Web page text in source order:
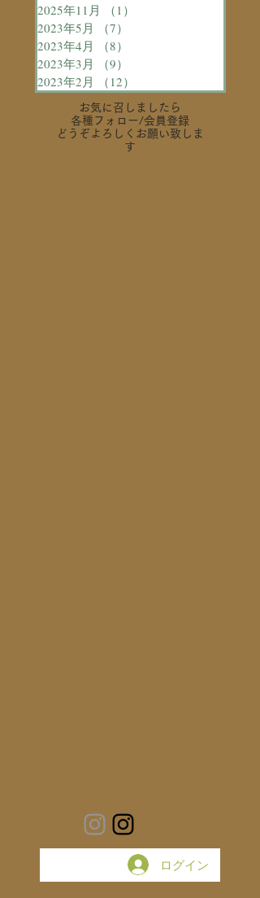
2025年11月 （1）
2023年5月
（7）
2023年4月
（8）
2023年3月
（9）
2023年2月
（12）
お気に召しましたら
各種フォロー/会員登録
どうぞよろしくお願い致しま
す
ログイン